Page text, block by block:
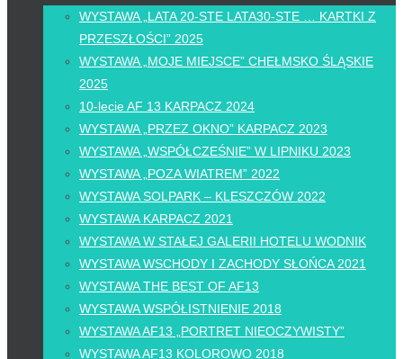
WYSTAWA „LATA 20-STE LATA30-STE … KARTKI Z
PRZESZŁOŚCI” 2025
WYSTAWA „MOJE MIEJSCE” CHEŁMSKO ŚLĄSKIE
2025
10-lecie AF 13 KARPACZ 2024
WYSTAWA „PRZEZ OKNO” KARPACZ 2023
WYSTAWA „WSPÓŁCZEŚNIE” W LIPNIKU 2023
WYSTAWA „POZA WIATREM” 2022
WYSTAWA SOLPARK – KLESZCZÓW 2022
WYSTAWA KARPACZ 2021
WYSTAWA W STAŁEJ GALERII HOTELU WODNIK
WYSTAWA WSCHODY I ZACHODY SŁOŃCA 2021
WYSTAWA THE BEST OF AF13
WYSTAWA WSPÓŁISTNIENIE 2018
WYSTAWA AF13 „PORTRET NIEOCZYWISTY”
WYSTAWA AF13 KOLOROWO 2018